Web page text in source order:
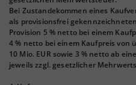
Bei Zustandekommen eines
als provisionsfrei
Provision 5 % netto bei einem
4 % netto bei einem Kaufpreis von
10 Mio. EUR sowie 3 % netto ab
jeweils zzgl. gesetzlicher